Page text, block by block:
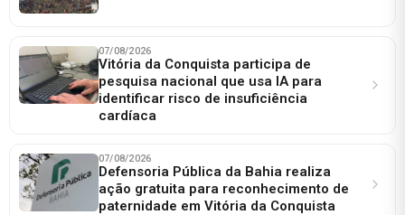
07/08/2026
Vitória da Conquista participa de
pesquisa nacional que usa IA para
identificar risco de insuficiência
cardíaca
07/08/2026
Defensoria Pública da Bahia realiza
ação gratuita para reconhecimento de
paternidade em Vitória da Conquista